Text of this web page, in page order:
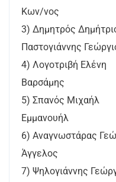
Κων/νος
3) Δημητρός
Παστογιάννης
4) Λογοτριβή
Βαρσάμης
5) Σπανός
Εμμανουήλ
6) Αναγνωστάρας
Άγγελος
7) Ψηλογιάννης